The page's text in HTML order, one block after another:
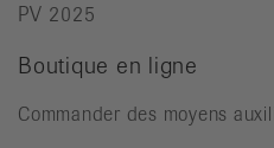
PV 2025
Boutique en ligne
Commander des moyens